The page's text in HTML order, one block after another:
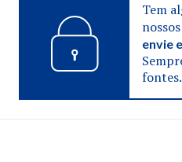
Tem
envie
fontes.